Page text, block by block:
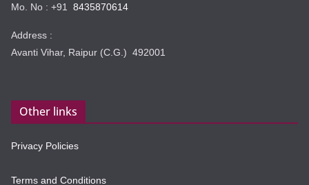
Mo. No : +91 8435870614
Address :
Avanti Vihar, Raipur (C.G.) 492001
Other links
Privacy Policies
Terms and Conditions